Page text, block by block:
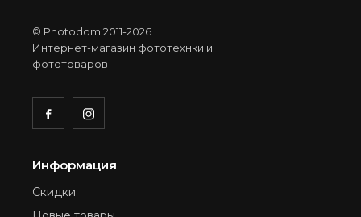
© Photodom 2011-2026
Интернет-магазин фототехнки и
фототоваров
Информация
Скидки